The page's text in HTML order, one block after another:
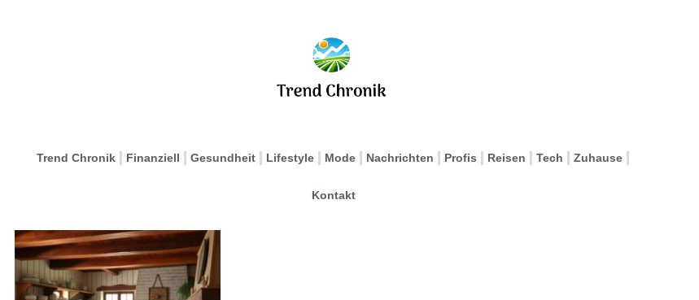
Trend Chronik Finanziell Gesundheit Lifestyle Mode Nachrichten Profis Reisen Tech Zuhause
Kontakt